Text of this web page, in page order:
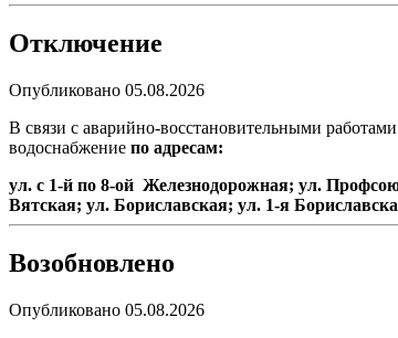
Отключение
Опубликовано 05.08.2026
В связи с аварийно-восстановительными
водоснабжение по адресам:
ул. с 1-й по 8-ой Железнодорожная; ул.
Вятская; ул. Бориславская; ул. 1-я
Возобновлено
Опубликовано 05.08.2026